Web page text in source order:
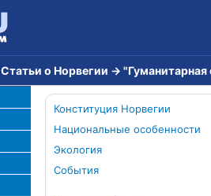
Статьи о Норвегии →
Конституция Норвегии
Национальные особенности
Экология
События